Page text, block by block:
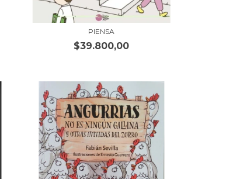
PIENSA
$39.800,00